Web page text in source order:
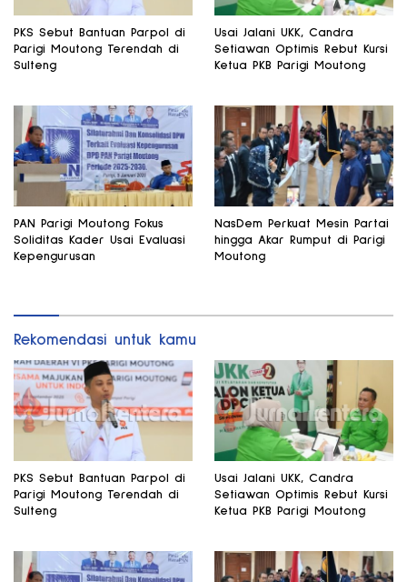
PKS Sebut Bantuan Parpol di
Parigi Moutong Terendah di
Sulteng
Usai Jalani UKK, Candra
Setiawan Optimis Rebut Kursi
Ketua PKB Parigi Moutong
PAN Parigi Moutong Fokus
Soliditas Kader Usai Evaluasi
Kepengurusan
NasDem Perkuat Mesin Partai
hingga Akar Rumput di Parigi
Moutong
Rekomendasi untuk kamu
PKS Sebut Bantuan Parpol di
Parigi Moutong Terendah di
Sulteng
Usai Jalani UKK, Candra
Setiawan Optimis Rebut Kursi
Ketua PKB Parigi Moutong